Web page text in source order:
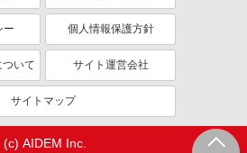
ー 個人情報保護方針
ついて サイト運営会社
サイトマップ
(c) AIDEM Inc.